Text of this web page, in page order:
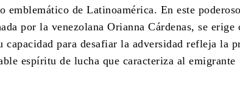
emblemático de Latinoamérica. En este poderoso
por la venezolana Orianna Cárdenas, se erige
capacidad para desafiar la adversidad refleja la
espíritu de lucha que caracteriza al emigrante